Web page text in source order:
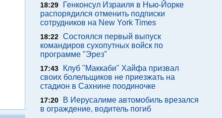
18:29
Генконсул Израиля в Нью-Йорке
распорядился отменить подписки
сотрудников на New York Times
18:22 Состоялся первый выпуск
командиров сухопутных войск по
программе "Эрез"
17:43
Клуб "Маккаби" Хайфа призвал
своих болельщиков не приезжать на
стадион в Сахнине поодиночке
17:20
В Иерусалиме автомобиль врезался
в ограждение, водитель погиб